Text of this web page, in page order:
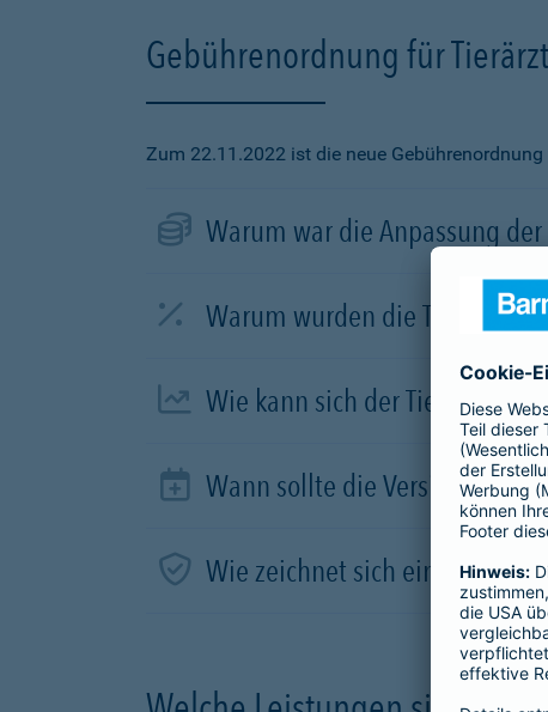
Gebührenordnung für
Zum 22.11.2022 ist die neue
Warum war die Anpassung
Warum wurden die
Wie kann sich der Tierhalter
Wann sollte die Versicherung
Wie zeichnet sich ein guter